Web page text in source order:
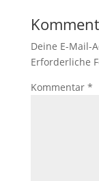
Deine E-Mail-
Erforderliche
Kommentar *